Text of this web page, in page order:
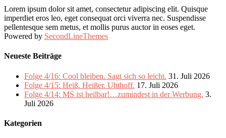
Lorem ipsum dolor sit amet, consectetur adipiscing elit. Quisque
imperdiet eros leo, eget consequat orci viverra nec. Suspendisse
pellentesque sem metus, et mollis purus auctor in eoses eget.
Powered by SecondLineThemes
Neueste Beiträge
Folge 4/16: Cool bleiben. Sagt sich so leicht. 31. Juli 2026
Folge 4/15: Heiß. Heißer. Uhthoff. 17. Juli 2026
Folge 4/14: MS ist heilbar!…zumindest in der Werbung. 3.
Juli 2026
Kategorien